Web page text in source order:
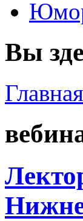
Вы
Главная